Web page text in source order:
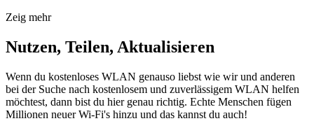
Zeig mehr
Nutzen, Teilen, Aktualisieren
Wenn du kostenloses WLAN genauso liebst wie wir und anderen
bei der Suche nach kostenlosem und zuverlässigem WLAN helfen
möchtest, dann bist du hier genau richtig. Echte Menschen fügen
Millionen neuer Wi-Fi's hinzu und das kannst du auch!